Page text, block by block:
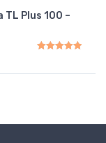
Plus 100 –